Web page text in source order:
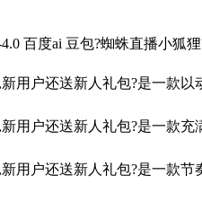
百度ai 豆包?蜘蛛直播小
用户还送新人礼包?是一
用户还送新人礼包?是一
用户还送新人礼包?是一